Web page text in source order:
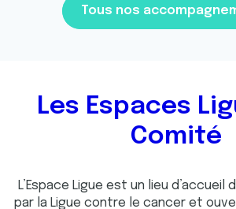
Tous nos
Les Espaces
Comité
L’Espace Ligue est un lieu d’accueil
par la Ligue contre le cancer et